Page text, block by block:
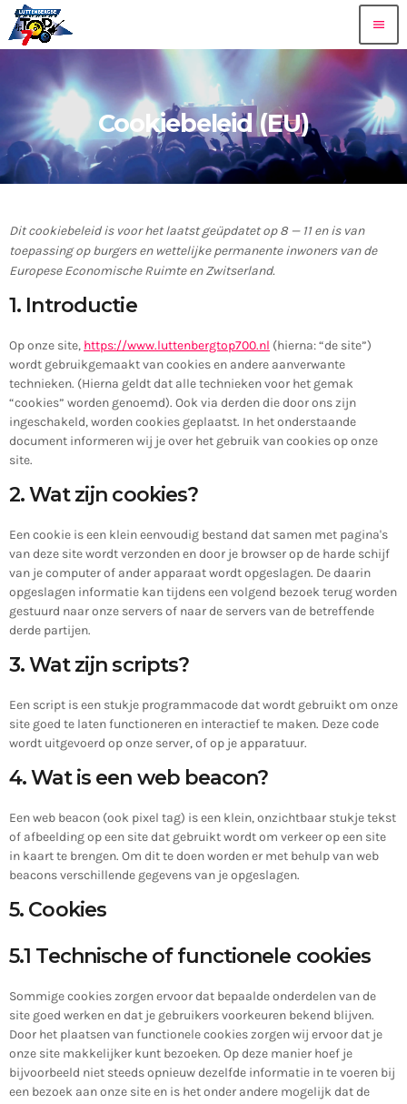
menu
Cookiebeleid (EU)
Dit cookiebeleid is voor het laatst geüpdatet op 8 — 11 en is van
toepassing op burgers en wettelijke permanente inwoners van de
Europese Economische Ruimte en Zwitserland.
1. Introductie
Op onze site, https://www.luttenbergtop700.nl (hierna: “de site”)
wordt gebruikgemaakt van cookies en andere aanverwante
technieken. (Hierna geldt dat alle technieken voor het gemak
“cookies” worden genoemd). Ook via derden die door ons zijn
ingeschakeld, worden cookies geplaatst. In het onderstaande
document informeren wij je over het gebruik van cookies op onze
site.
2. Wat zijn cookies?
Een cookie is een klein eenvoudig bestand dat samen met pagina's
van deze site wordt verzonden en door je browser op de harde schijf
van je computer of ander apparaat wordt opgeslagen. De daarin
opgeslagen informatie kan tijdens een volgend bezoek terug worden
gestuurd naar onze servers of naar de servers van de betreffende
derde partijen.
3. Wat zijn scripts?
Een script is een stukje programmacode dat wordt gebruikt om onze
site goed te laten functioneren en interactief te maken. Deze code
wordt uitgevoerd op onze server, of op je apparatuur.
4. Wat is een web beacon?
Een web beacon (ook pixel tag) is een klein, onzichtbaar stukje tekst
of afbeelding op een site dat gebruikt wordt om verkeer op een site
in kaart te brengen. Om dit te doen worden er met behulp van web
beacons verschillende gegevens van je opgeslagen.
5. Cookies
5.1 Technische of functionele cookies
Sommige cookies zorgen ervoor dat bepaalde onderdelen van de
site goed werken en dat je gebruikers voorkeuren bekend blijven.
Door het plaatsen van functionele cookies zorgen wij ervoor dat je
onze site makkelijker kunt bezoeken. Op deze manier hoef je
bijvoorbeeld niet steeds opnieuw dezelfde informatie in te voeren bij
een bezoek aan onze site en is het onder andere mogelijk dat de